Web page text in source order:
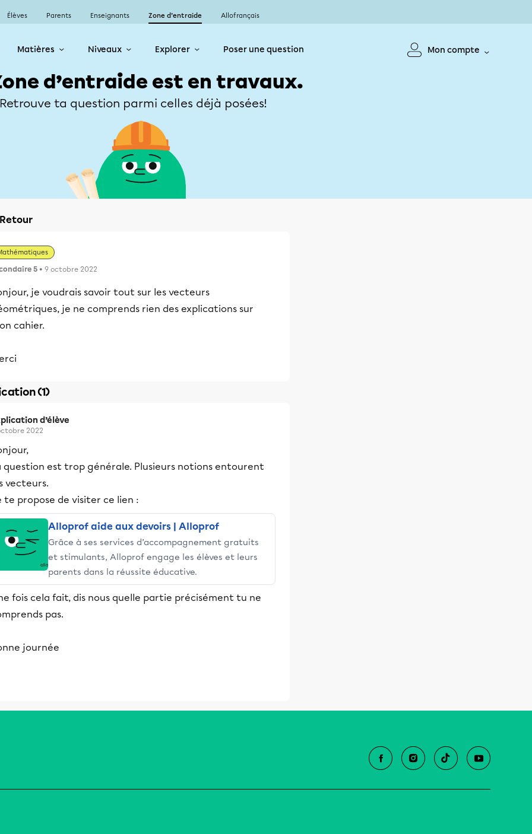
Élèves Parents Enseignants Zone d’entraide Allofrançais
Matières Niveaux Explorer Poser une question Mon compte
d’entraide est en travaux.
Retrouve ta question parmi celles déjà posées!
Retour
5 • 9 octobre 2022
je voudrais savoir tout sur les vecteurs
je ne comprends rien des explications sur
cahier.
(1)
d’élève
2022
question est trop générale. Plusieurs notions entourent
vecteurs.
te propose de visiter ce lien :
Alloprof aide aux devoirs | Alloprof
Grâce à ses services d’accompagnement gratuits
et stimulants, Alloprof engage les élèves et leurs
parents dans la réussite éducative.
fois cela fait, dis nous quelle partie précisément tu ne
pas.
journée